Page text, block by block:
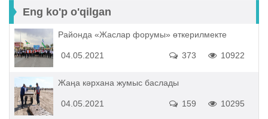
Eng ko'p o'qilgan
Районда «Жаслар форумы» өткерилмекте
04.05.2021 10922
373
Жаңа кәрхана жумыс баслады
04.05.2021 10295
159